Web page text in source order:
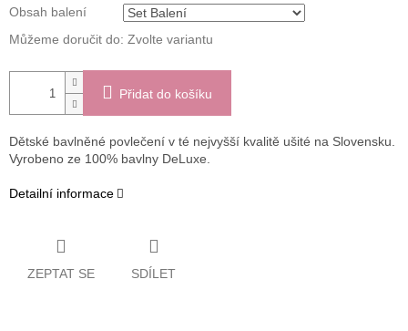
Obsah balení
Můžeme doručit do: Zvolte variantu
Přidat do košíku
Dětské bavlněné povlečení v té nejvyšší kvalitě ušité na Slovensku.
Vyrobeno ze 100% bavlny DeLuxe.
Detailní informace
ZEPTAT SE SDÍLET